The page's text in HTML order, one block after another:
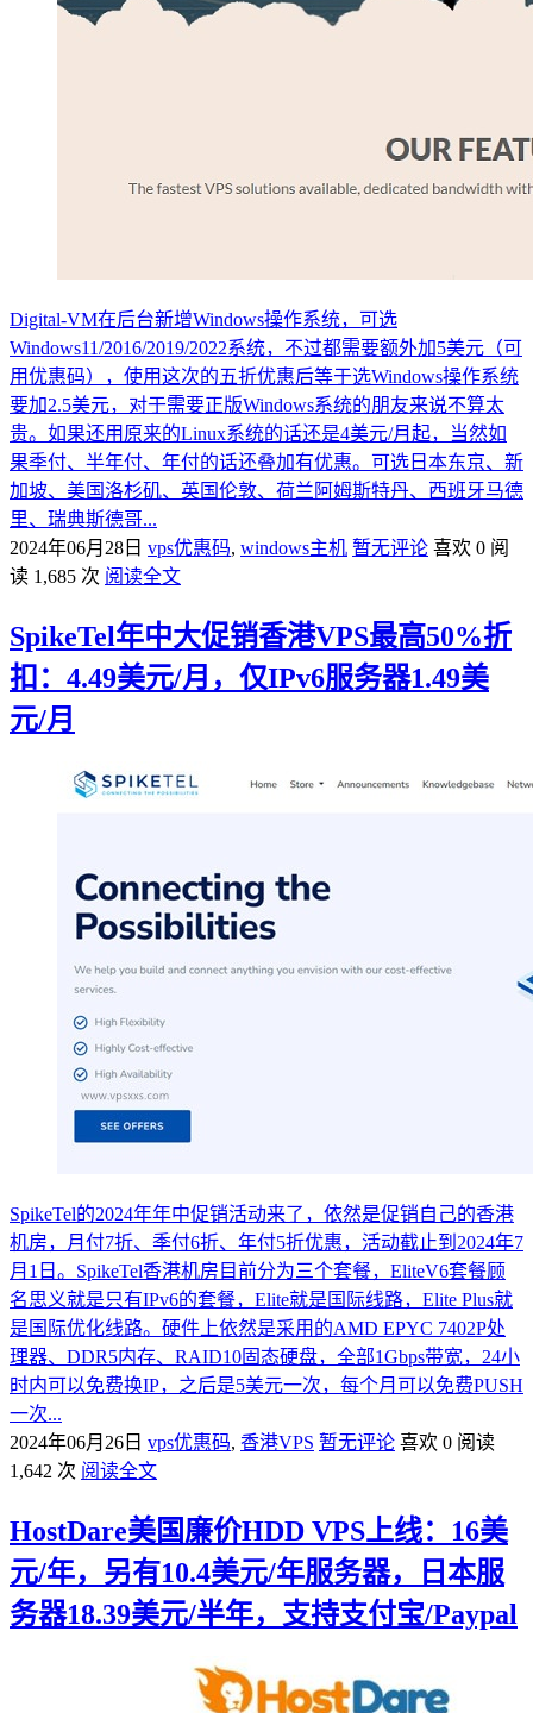
Digital-VM在后台新增Windows操作系统，可选
Windows11/2016/2019/2022系统，不过都需要额外加5美元（可
用优惠码），使用这次的五折优惠后等于选Windows操作系统
要加2.5美元，对于需要正版Windows系统的朋友来说不算太
贵。如果还用原来的Linux系统的话还是4美元/月起，当然如
果季付、半年付、年付的话还叠加有优惠。可选日本东京、新
加坡、美国洛杉矶、英国伦敦、荷兰阿姆斯特丹、西班牙马德
里、瑞典斯德哥...
2024年06月28日 vps优惠码, windows主机 暂无评论 喜欢 0 阅
读 1,685 次 阅读全文
SpikeTel年中大促销香港VPS最高50%折
扣：4.49美元/月，仅IPv6服务器1.49美
元/月
SpikeTel的2024年年中促销活动来了，依然是促销自己的香港
机房，月付7折、季付6折、年付5折优惠，活动截止到2024年7
月1日。SpikeTel香港机房目前分为三个套餐，EliteV6套餐顾
名思义就是只有IPv6的套餐，Elite就是国际线路，Elite Plus就
是国际优化线路。硬件上依然是采用的AMD EPYC 7402P处
理器、DDR5内存、RAID10固态硬盘，全部1Gbps带宽，24小
时内可以免费换IP，之后是5美元一次，每个月可以免费PUSH
一次...
2024年06月26日 vps优惠码, 香港VPS 暂无评论 喜欢 0 阅读
1,642 次 阅读全文
HostDare美国廉价HDD VPS上线：16美
元/年，另有10.4美元/年服务器，日本服
务器18.39美元/半年，支持支付宝/Paypal